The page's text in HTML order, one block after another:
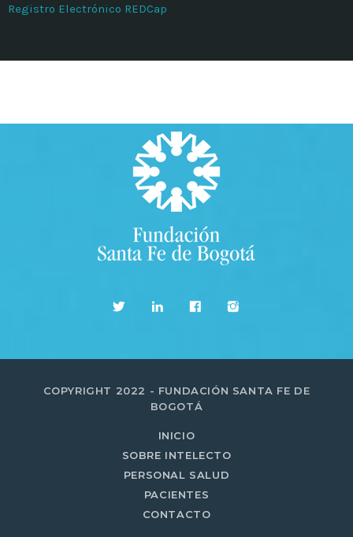
Registro Electrónico REDCap
COPYRIGHT 2022 - FUNDACIÓN SANTA FE DE
BOGOTÁ
INICIO
SOBRE INTELECTO
PERSONAL SALUD
PACIENTES
CONTACTO